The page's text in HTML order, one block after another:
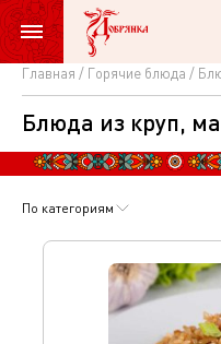
Главная Горячие блюда
Блюда
из
круп,
макарон
Блюда из круп,
По категориям